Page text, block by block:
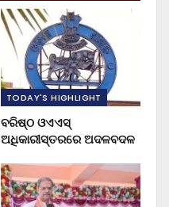
TODAY'S HIGHLIGHT
ବରିଷ୍ଠ ଓଏଏସ୍‌
ଅଧିକାରୀସ୍ତରରେ ଅଦଳବଦଳ